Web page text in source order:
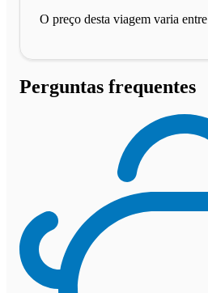
O preço desta viagem varia entre
Perguntas frequentes